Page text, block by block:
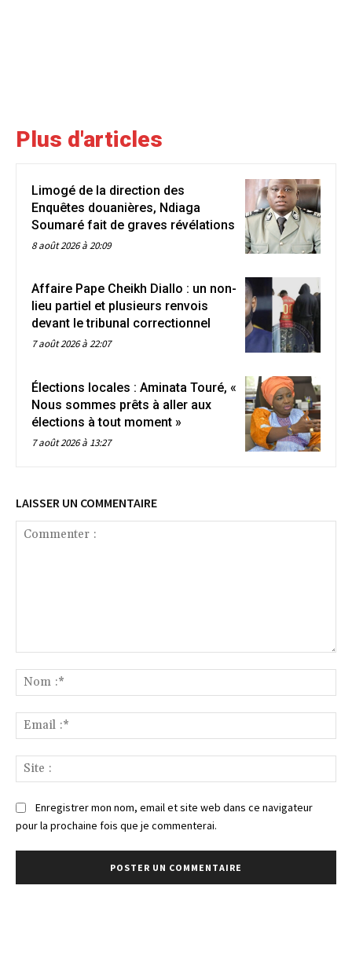
Plus d'articles
Limogé de la direction des
Enquêtes douanières, Ndiaga
Soumaré fait de graves révélations
8 août 2026 à 20:09
Affaire Pape Cheikh Diallo : un non-
lieu partiel et plusieurs renvois
devant le tribunal correctionnel
7 août 2026 à 22:07
Élections locales : Aminata Touré, «
Nous sommes prêts à aller aux
élections à tout moment »
7 août 2026 à 13:27
LAISSER UN COMMENTAIRE
:*
:*
:
Enregistrer mon nom, email et site web dans ce navigateur
pour la prochaine fois que je commenterai.